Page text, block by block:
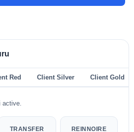
Red Client Silver Client Gold
active.
TRANSFER REINNOIRE